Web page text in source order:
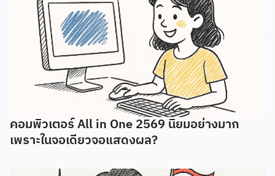
คอมพิวเตอร์ All in One 2569 นิยมอย่างมาก
เพราะในจอเดียวจอแสดงผล?